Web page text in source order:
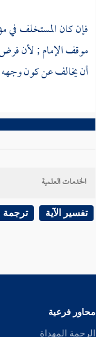
فإن كان المستخلف في
موقف الإمام ; لأن فرض
أن يخالف عن كون
الخدمات العلمية
تفسير الآية ترجمة
محاور فرعية
الرحمة المهداة